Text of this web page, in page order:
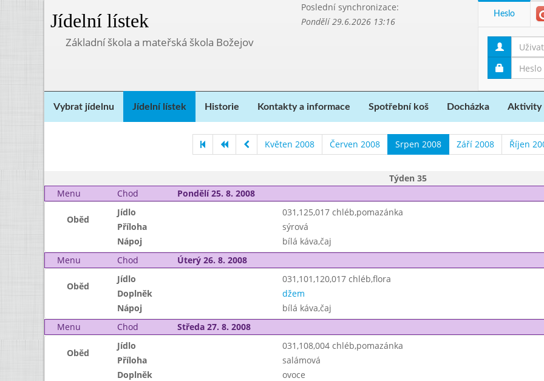
Jídelní lístek
Poslední synchronizace:
Pondělí 29.6.2026 13:16
Základní škola a mateřská škola Božejov
Heslo
Vybrat jídelnu Jídelní lístek Historie Kontakty a informace Spotřební koš Docházka Aktivity
Květen 2008 Červen 2008 Srpen 2008 Září 2008 Říjen
Týden 35
Menu
Chod Pondělí 25. 8. 2008
Oběd
Jídlo
031,125,017 chléb,pomazánka
Příloha
sýrová
Nápoj
bílá káva,čaj
Menu
Chod Úterý 26. 8. 2008
Oběd
Jídlo
031,101,120,017 chléb,flora
Doplněk
džem
Nápoj
bílá káva,čaj
Menu
Chod Středa 27. 8. 2008
Oběd
Jídlo
031,108,004 chléb,pomazánka
Příloha
salámová
Doplněk
ovoce